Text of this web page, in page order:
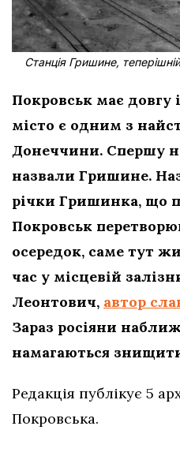
Станція Гришине,
Покровськ має довгу
місто є одним з
Донеччини. Спершу
назвали Гришине.
річки Гришинка, що
Покровськ
осередок, саме тут
час у місцевій
Леонтович, автор
Зараз росіяни
намагаються
Редакція публікує 5
Покровська.